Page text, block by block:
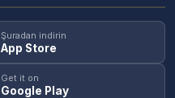
Şuradan indirin
App Store
Get it on
Google Play